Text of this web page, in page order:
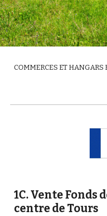
COMMERCES ET
1C. Vente Fonds
centre de Tours